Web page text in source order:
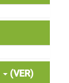
(VER)